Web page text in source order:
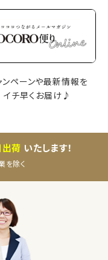
ンペーンや最新情報を
イチ早くお届け♪
出荷 いたします！
を除く